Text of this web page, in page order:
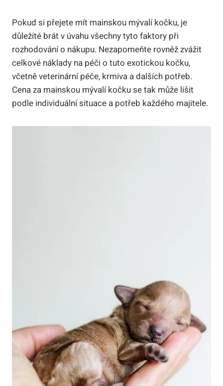
Pokud si přejete mít mainskou mývalí kočku, je
důležité brát v úvahu všechny tyto faktory při
rozhodování o nákupu. Nezapomeňte rovněž zvážit
celkové náklady na péči o tuto exotickou kočku,
včetně veterinární péče, krmiva a dalších potřeb.
Cena za mainskou mývalí kočku se tak může lišit
podle individuální situace a potřeb každého majitele.